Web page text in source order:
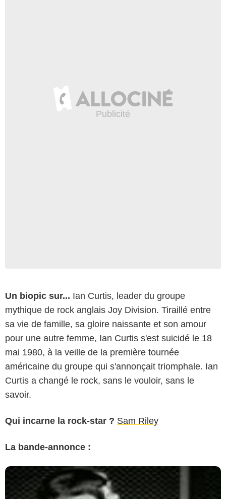
Un biopic sur... Ian Curtis, leader du groupe
mythique de rock anglais Joy Division. Tiraillé entre
sa vie de famille, sa gloire naissante et son amour
pour une autre femme, Ian Curtis s'est suicidé le 18
mai 1980, à la veille de la première tournée
américaine du groupe qui s'annonçait triomphale. Ian
Curtis a changé le rock, sans le vouloir, sans le
savoir.
Qui incarne la rock-star ? Sam Riley
La bande-annonce :